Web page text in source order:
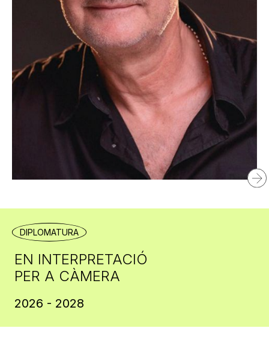
Director
DIPLOMATURA
EN INTERPRETACIÓ
PER A CÀMERA
2026 - 2028